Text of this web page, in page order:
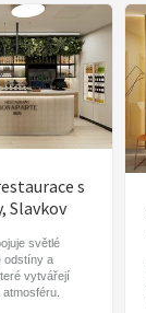
s
Slavkov
světlé
odstíny a
vytvářejí